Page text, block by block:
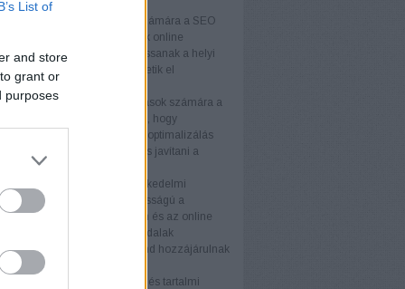
List of
and store
grant or
purposes
A kisvállalkozások számára a SEO
biztosít arra, hogy növeljék online
és versenyelőnyhöz jussanak a helyi
stratégiákkal érhetik el
hatékonyan.
A középvállalkozások számára a
megközelítése szükséges, hogy
maradjanak. A keresőoptimalizálás
az organikus forgalmat és javítani a
arányt.
Az e-kereskedelmi
számára a SEO kulcsfontosságú a
láthatóságának növelésében és az online
fellendítésében. A termékoldalak
és a technikai SEO mind hozzájárulnak
A blogok és tartalmi